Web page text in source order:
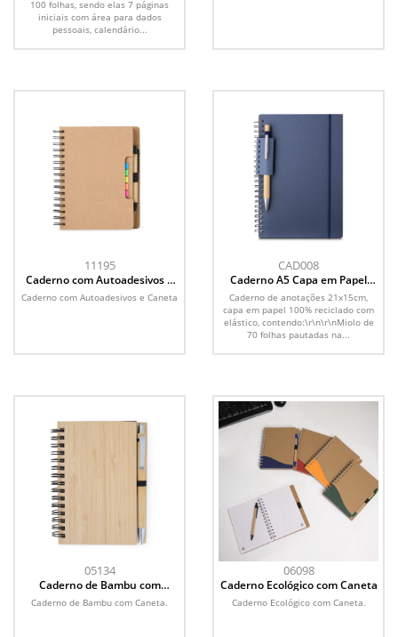
100 folhas, sendo elas 7 páginas
iniciais com área para dados
pessoais, calendário...
11195
Caderno com Autoadesivos e
Caneta
Caderno com Autoadesivos e Caneta
CAD008
Caderno A5 Capa em Papel
Reciclado
Caderno de anotações 21x15cm,
capa em papel 100% reciclado com
elástico, contendo:\r\n\r\nMiolo de
70 folhas pautadas na...
05134
Caderno de Bambu com
Caneta
Caderno de Bambu com Caneta.
06098
Caderno Ecológico com Caneta
Caderno Ecológico com Caneta.